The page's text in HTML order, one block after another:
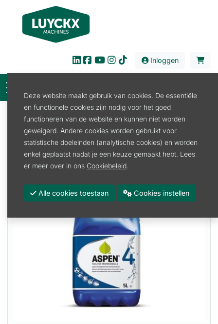
Inloggen
Filter
Verkoop Verbruiksproducten
Verbruiksproducten
Deze website maakt gebruik van cookies. De essentiële
en functionele cookies zijn nodig voor het goed
functioneren van de website en kunnen niet worden
geweigerd. Andere cookies worden gebruikt voor
statistische doeleinden (analytische cookies) en worden
enkel geplaatst nadat je een keuze gemaakt hebt. Lees
er meer over in ons Cookiebeleid.
Alle cookies toestaan Cookies instellen